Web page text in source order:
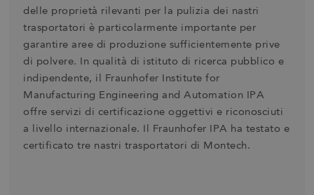
delle proprietà rilevanti per la pulizia dei nastri
trasportatori è particolarmente importante per
garantire aree di produzione sufficientemente prive
di polvere. In qualità di istituto di ricerca pubblico e
indipendente, il Fraunhofer Institute for
Manufacturing Engineering and Automation IPA
offre servizi di certificazione oggettivi e riconosciuti
a livello internazionale. Il Fraunhofer IPA ha testato e
certificato tre nastri trasportatori di Montech.